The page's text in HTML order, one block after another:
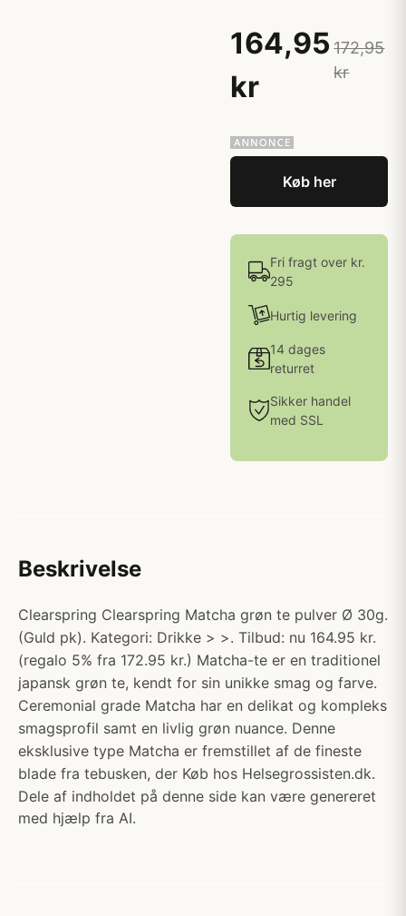
164,95
kr
172,95
kr
Køb her
Fri fragt over kr.
295
Hurtig levering
14 dages
returret
Sikker handel
med SSL
Beskrivelse
Clearspring Clearspring Matcha grøn te pulver Ø 30g.
(Guld pk). Kategori: Drikke > >. Tilbud: nu 164.95 kr.
(regalo 5% fra 172.95 kr.) Matcha-te er en traditionel
japansk grøn te, kendt for sin unikke smag og farve.
Ceremonial grade Matcha har en delikat og kompleks
smagsprofil samt en livlig grøn nuance. Denne
eksklusive type Matcha er fremstillet af de fineste
blade fra tebusken, der Køb hos Helsegrossisten.dk.
Dele af indholdet på denne side kan være genereret
med hjælp fra AI.